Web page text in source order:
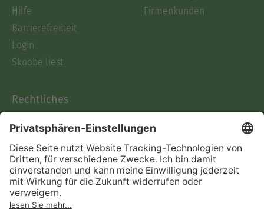
Hilfe
Barrierefreiheit
Login
Skoobe liest
Firmenkunden
Rechtliches
AGB
Informationen nach Data
Act
Verträge hier kündigen
Impressum